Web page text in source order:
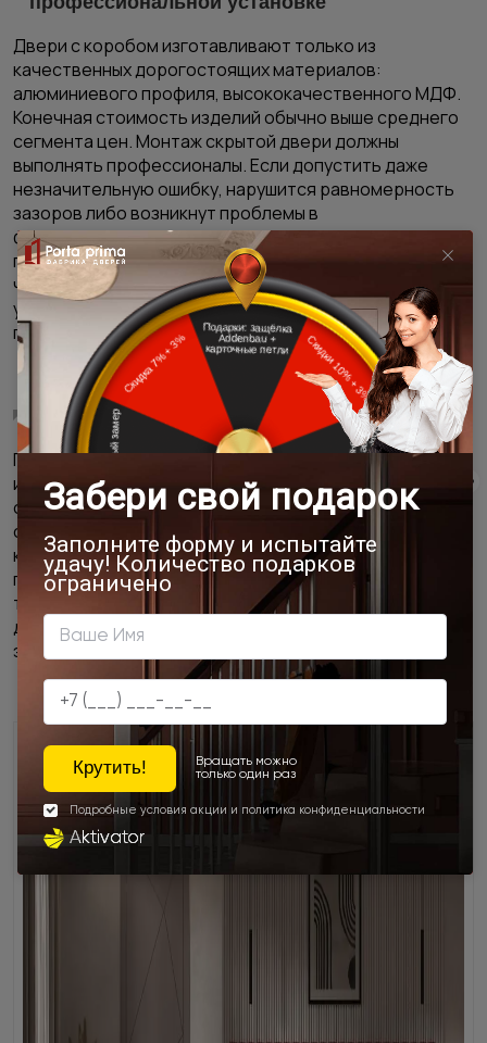
Двери с коробом изготавливают только из
качественных дорогостоящих материалов:
алюминиевого профиля, высококачественного МДФ.
Конечная стоимость изделий обычно выше среднего
сегмента цен. Монтаж скрытой двери должны
выполнять профессионалы. Если допустить даже
незначительную ошибку, нарушится равномерность
зазоров либо возникнут проблемы в
функционировании механизма. Проем
подготавливается под установку короба еще на
черновой стадии ремонта. Если ремонтные работы
уже закончены, потребуется серьезная сложная
переделка.
Конструктивные и технические ограничения
Полотно скрытой двери под покраску стандартно
изготавливается толщиной в 4-6 см. Если стенка в
области проема толще, то с обратной стороны
создается видимость «ступени». Тогда при установке
конструкции ее нужно будет выравнивать. Дверная
поверхность интегрируется в стеновую плоскость
только по той стороне, где нанесена отделка. Из
другой комнаты ее вид может быть менее
эстетичным.